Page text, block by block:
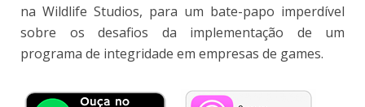
na Wildlife Studios, para um bate-papo imperdível
sobre os desafios da implementação de um
programa de integridade em empresas de games.